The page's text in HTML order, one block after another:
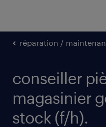
réparation /
conseiller
magasinier
stock (f/h).